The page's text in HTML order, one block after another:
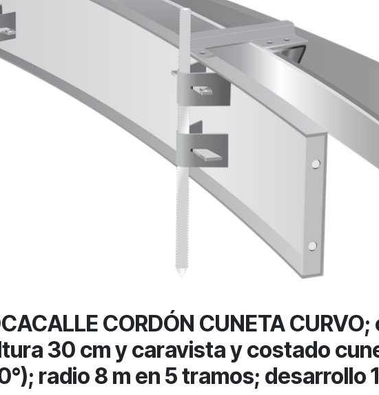
CORDÓN CUNETA
30 cm y caravista y costado
radio 8 m en 5 tramos; desarrollo